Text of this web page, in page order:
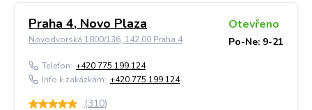
Praha 4, Novo Plaza
Novodvorská 1800/136, 142 00 Praha 4
Otevřeno
Po-Ne: 9-21
Telefon: +420 775 199 124
Info k zakázkám: +420 775 199 124
(310)